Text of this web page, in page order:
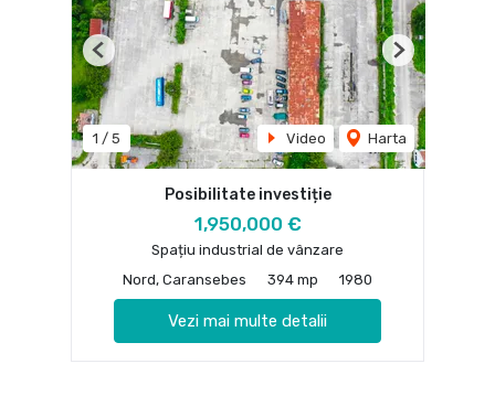
1 / 5 Video Harta
Previous Next
Posibilitate investiție
1,950,000 €
Spațiu industrial de vânzare
Nord, Caransebes
394 mp 1980
Vezi mai multe detalii